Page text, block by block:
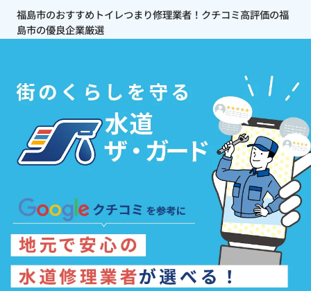
福島市のおすすめトイレつまり修理業者！クチコミ高評価の福
島市の優良企業厳選